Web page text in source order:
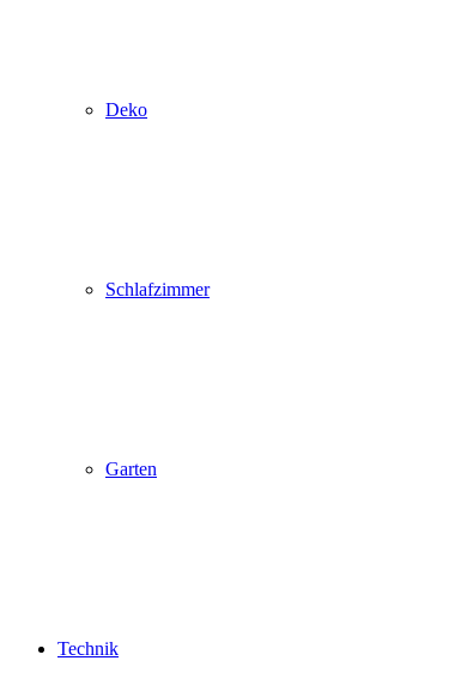
Deko
Schlafzimmer
Garten
Technik